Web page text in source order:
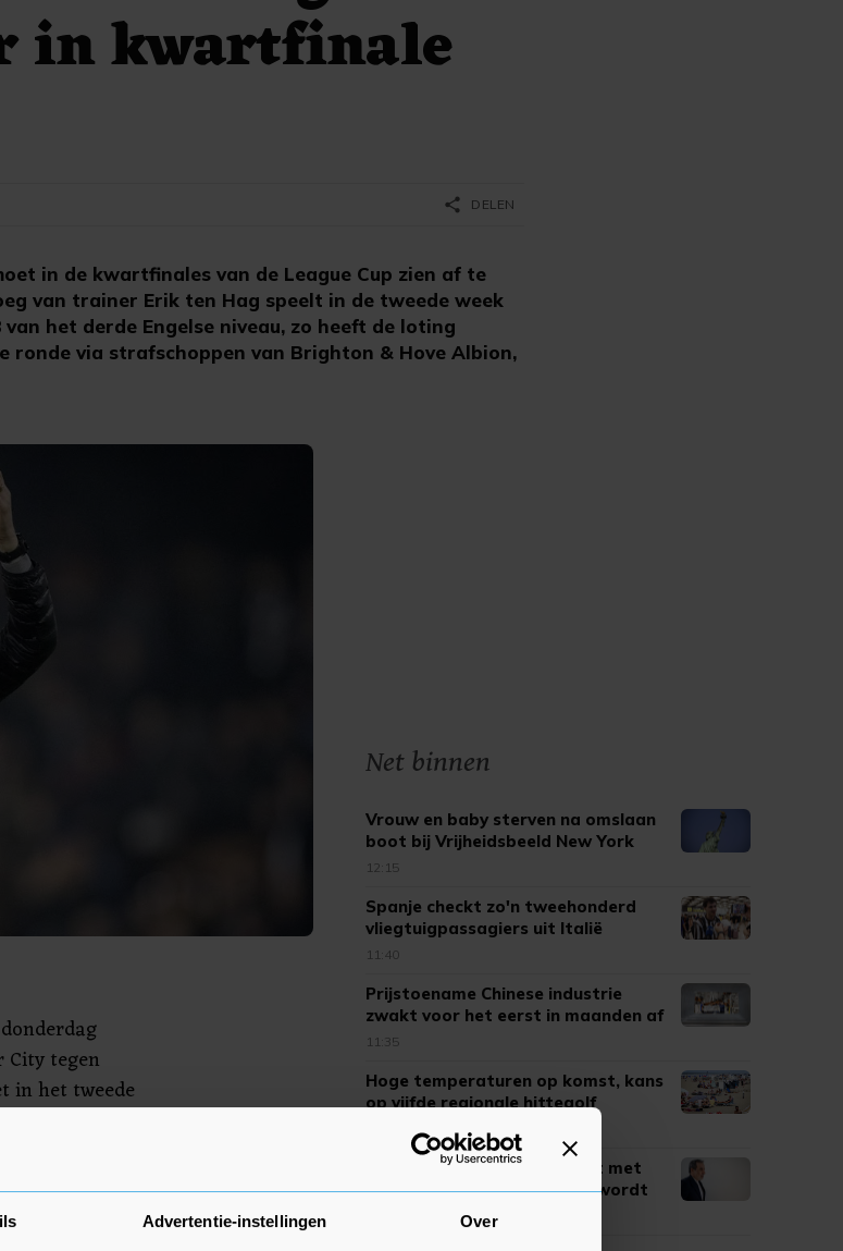
Advertentie-instellingen Over
in kwartfinale
in de kwartfinales van de League Cup zien af te
van trainer Erik ten Hag speelt in de tweede week
het derde Engelse niveau, zo heeft de loting
ronde via strafschoppen van Brighton & Hove Albion,
share DELEN
City tegen
in het tweede
Nottingham
en Newcastle
Net binnen
Vrouw en baby sterven na omslaan
boot bij Vrijheidsbeeld New York
12:15
Spanje checkt zo'n tweehonderd
vliegtuigpassagiers uit Italië
11:40
Prijstoename Chinese industrie
zwakt voor het eerst in maanden af
11:35
Hoge temperaturen op komst, kans
op vijfde regionale hittegolf
Iraanse minister: praten niet met
VS zolang deal geschonden wordt